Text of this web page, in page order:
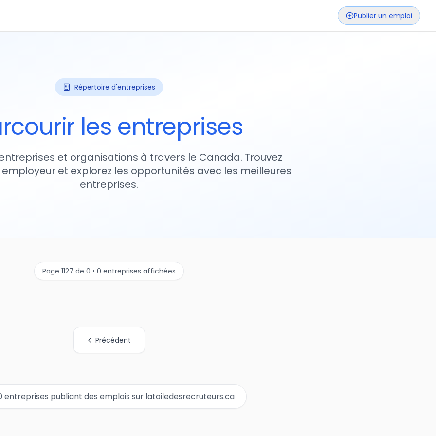
Publier un emploi
Répertoire d'entreprises
les entreprises
et organisations à travers le Canada. Trouvez
et explorez les opportunités avec les meilleures
entreprises.
Page 1127 de 0 • 0 entreprises affichées
Précédent
entreprises publiant des emplois sur latoiledesrecruteurs.ca